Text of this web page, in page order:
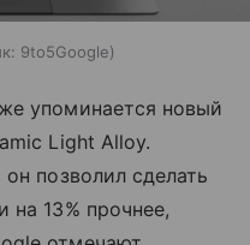
9to5Google
упоминается новый
Light Alloy.
позволил сделать
на 13% прочнее,